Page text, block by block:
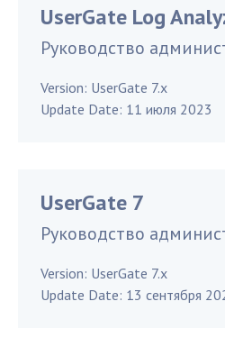
UserGate Log
Руководство
Version: UserGate 7.x
Update Date: 11 июля 2023
UserGate 7
Руководство
Version: UserGate 7.x
Update Date: 13 сентября